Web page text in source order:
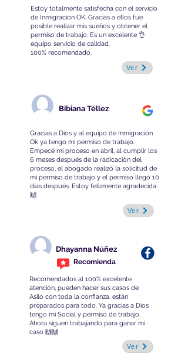
Estoy totalmente satisfecha con el servicio
de Inmigración OK. Gracias a ellos fue
posible realizar mis sueños y obtener el
permiso de trabajo. Es un excelente 👌
equipo servicio de calidad.
100% recomendado.
Ver
Bibiana Téllez
Gracias a Dios y al equipo de Inmigración
Ok ya tengo mi permiso de trabajo.
Empecé mi proceso en abril, al cumplir los
6 meses después de la radicación del
proceso, el abogado realizó la solicitud de
mi permiso de trabajo y el permiso llegó 10
días después. Estoy felizmente agradecida.
🙌
Ver
Dhayanna Núñez
Recomienda
Recomendados al 100% excelente
atención, pueden hacer sus casos de
Asilo con toda la confianza. están
preparados para todo. Ya gracias a Dios
tengo mi Social y permiso de trabajo.
Ahora siguen trabajando para ganar mi
caso 🙌🙌
Ver